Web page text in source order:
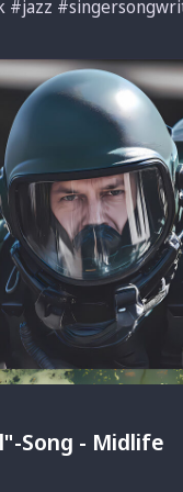
#jazz #
Song - Midlife